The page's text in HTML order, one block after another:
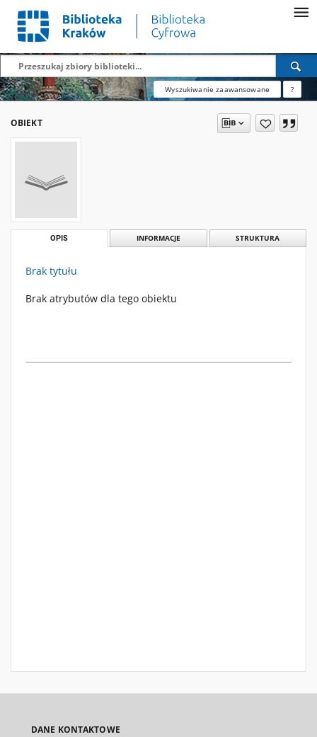
Wyszukiwanie zaawansowane ?
OBIEKT
OPIS INFORMACJE STRUKTURA
Brak tytułu
Brak atrybutów dla tego obiektu
DANE KONTAKTOWE